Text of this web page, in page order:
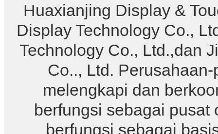
Huaxianjing Display &
Display Technology Co.,
Technology Co., Ltd.,dan
Co.., Ltd.
melengkapi dan
berfungsi sebagai
berfungsi sebagai